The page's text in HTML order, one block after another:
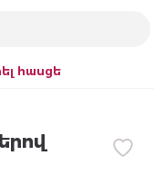
հասցե